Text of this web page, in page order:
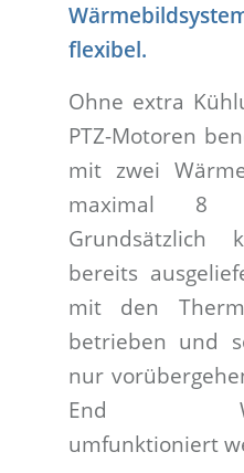
flexibel.
Ohne extra
PTZ-Motoren
mit zwei
maximal 8
Grundsätzlich
bereits
mit den
betrieben und
nur
End
umfunktioniert